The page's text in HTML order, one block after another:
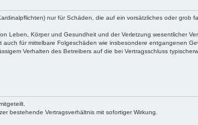
nur für Schäden, die auf ein vorsätzliches oder grob
Körper und Gesundheit und der Verletzung wesentlicher
für mittelbare Folgeschäden wie insbesondere entgangenen
Verhalten des Betreibers auf die bei Vertragsschluss
bestehende Vertragsverhältnis mit sofortiger Wirkung.